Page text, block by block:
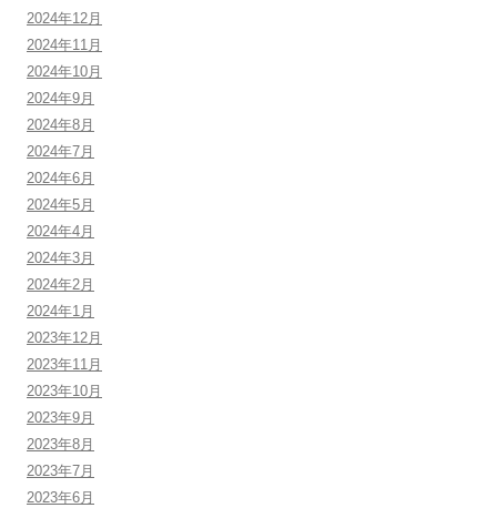
2024年12月
2024年11月
2024年10月
2024年9月
2024年8月
2024年7月
2024年6月
2024年5月
2024年4月
2024年3月
2024年2月
2024年1月
2023年12月
2023年11月
2023年10月
2023年9月
2023年8月
2023年7月
2023年6月